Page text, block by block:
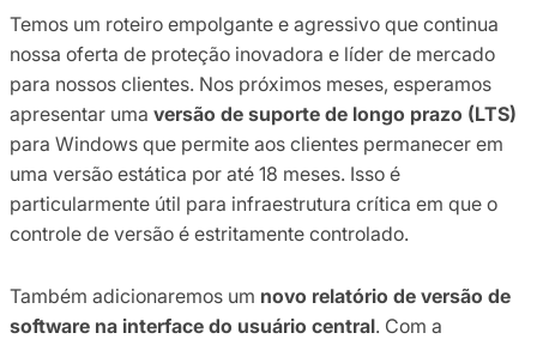
Temos um roteiro empolgante e agressivo que continua
nossa oferta de proteção inovadora e líder de mercado
para nossos clientes. Nos próximos meses, esperamos
apresentar uma versão de suporte de longo prazo (LTS)
para Windows que permite aos clientes permanecer em
uma versão estática por até 18 meses. Isso é
particularmente útil para infraestrutura crítica em que o
controle de versão é estritamente controlado.
Também adicionaremos um novo relatório de versão de
software na interface do usuário central. Com a